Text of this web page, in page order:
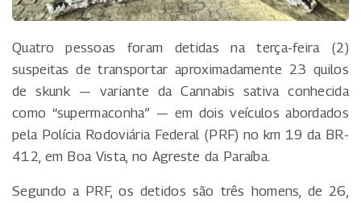
Quatro pessoas foram detidas na terça-feira (2)
suspeitas de transportar aproximadamente 23 quilos
de skunk — variante da Cannabis sativa conhecida
como “supermaconha” — em dois veículos abordados
pela Polícia Rodoviária Federal (PRF) no km 19 da BR-
412, em Boa Vista, no Agreste da Paraíba.
Segundo a PRF, os detidos são três homens, de 26,